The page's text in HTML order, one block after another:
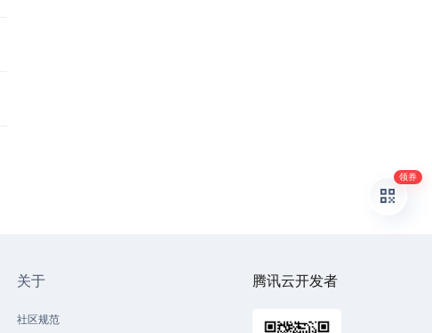
关于
社区规范
腾讯云开发者
领券